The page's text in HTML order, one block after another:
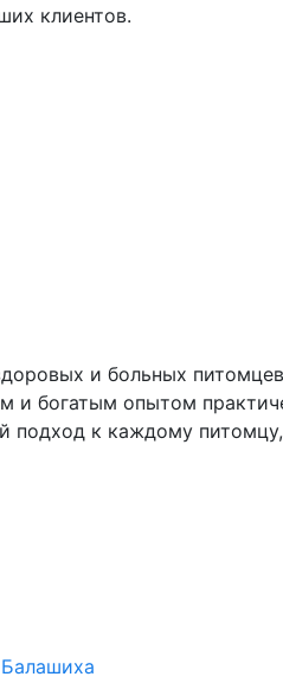
клиентов.
и больных
и богатым опытом
подход к каждому